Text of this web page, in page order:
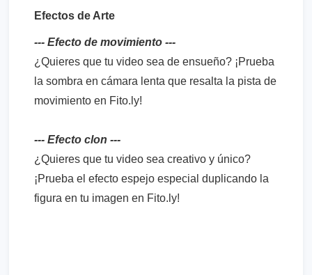
Efectos de Arte
--- Efecto de movimiento ---
¿Quieres que tu video sea de ensueño? ¡Prueba
la sombra en cámara lenta que resalta la pista de
movimiento en Fito.ly!
--- Efecto clon ---
¿Quieres que tu video sea creativo y único?
¡Prueba el efecto espejo especial duplicando la
figura en tu imagen en Fito.ly!